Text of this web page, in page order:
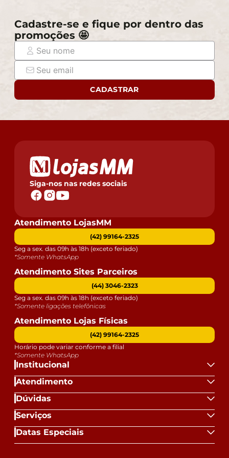
Cadastre-se e fique por dentro das
promoções 🤩
CADASTRAR
Siga-nos nas redes sociais
Institucional
Atendimento
Dúvidas
Serviços
Datas Especiais
Atendimento LojasMM
(42) 99164-2325
Seg a sex. das 09h às 18h (exceto feriado)
*Somente WhatsApp
Atendimento Sites Parceiros
(44) 3046-2323
Seg a sex. das 09h às 18h (exceto feriado)
*Somente ligações telefônicas
Atendimento Lojas Físicas
(42) 99164-2325
Horário pode variar conforme a filial
*Somente WhatsApp